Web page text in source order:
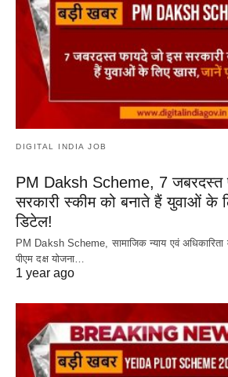
DIGITAL INDIA JOB
PM Daksh Scheme, 7 जबरदस्त
सरकारी स्कीम को बनाते हैं युवाओं के
डिटेल!
PM Daksh Scheme, सामाजिक न्याय एवं अधिकारिता
पीएम दक्ष योजना…
1 year ago